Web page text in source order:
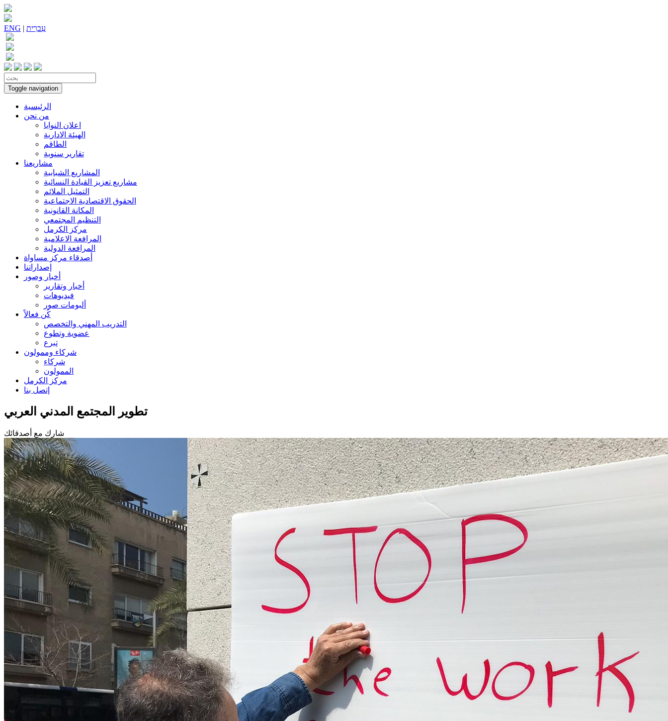
ENG | עִברִית
Toggle navigation
الرئيسية
من نحن
اعلان النوايا
الهيئة الادارية
الطاقم
تقارير سنوية
مشاريعنا
المشاريع الشبابية
مشاريع تعزيز القيادة النسائية
التمثيل الملائم
الحقوق الاقتصادية الاجتماعية
المكانة القانونية
التنظيم المجتمعي
مركز الكرمل
المرافعة الاعلامية
المرافعة الدولية
أصدقاء مركز مساواة
إصداراتنا
أخبار وصور
أخبار وتقارير
فيديوهات
ألبومات صور
كُن فعالاً
التدريب المهني والتخصص
عضوية وتطوع
تبرع
شركاء وممولون
شركاء
الممولون
مركز الكرمل
إتصل بنا
تطوير المجتمع المدني العربي
شارك مع أصدقائك